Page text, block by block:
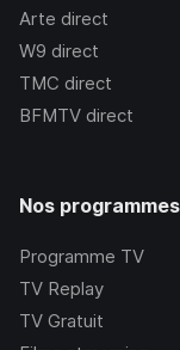
Arte direct
W9 direct
TMC direct
BFMTV direct
Nos programmes
Programme TV
TV Replay
TV Gratuit